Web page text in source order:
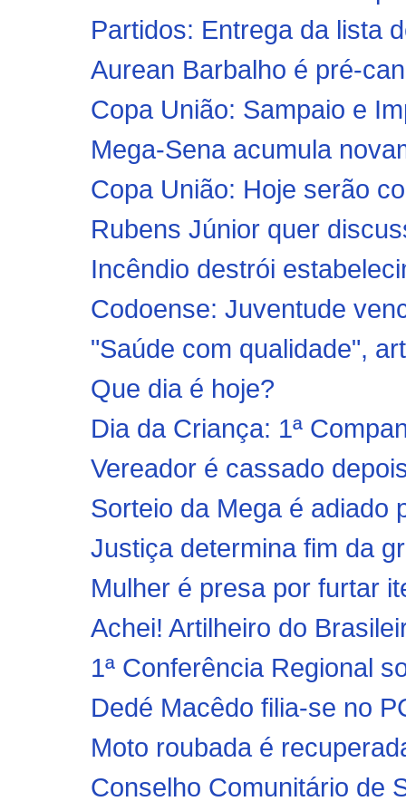
Partidos: Entrega da lista
Aurean Barbalho é pré-
Copa União: Sampaio e
Mega-Sena acumula
Copa União: Hoje serão
Rubens Júnior quer
Incêndio destrói
Codoense: Juventude
"Saúde com qualidade",
Que dia é hoje?
Dia da Criança: 1ª
Vereador é cassado
Sorteio da Mega é adiado
Justiça determina fim da
Mulher é presa por furtar
Achei! Artilheiro do
1ª Conferência Regional
Dedé Macêdo filia-se no
Moto roubada é
Conselho Comunitário de